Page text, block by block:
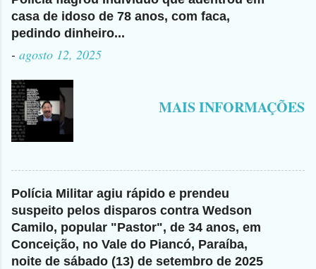
casa de idoso de 78 anos, com faca,
pedindo dinheiro...
- agosto 12, 2025
MAIS INFORMAÇÕES
Polícia Militar agiu rápido e prendeu
suspeito pelos disparos contra Wedson
Camilo, popular "Pastor", de 34 anos, em
Conceição, no Vale do Piancó, Paraíba,
noite de sábado (13) de setembro de 2025